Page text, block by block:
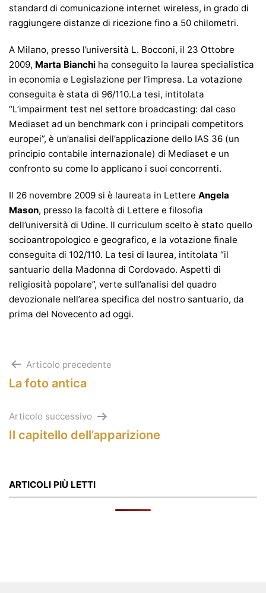
standard di comunicazione internet wireless, in grado di
raggiungere distanze di ricezione fino a 50 chilometri.
A Milano, presso l’università L. Bocconi, il 23 Ottobre
2009, Marta Bianchi ha conseguito la laurea specialistica
in economia e Legislazione per l’impresa. La votazione
conseguita è stata di 96/110.La tesi, intitolata
“L’impairment test nel settore broadcasting: dal caso
Mediaset ad un benchmark con i principali competitors
europei”, è un’analisi dell’applicazione dello IAS 36 (un
principio contabile internazionale) di Mediaset e un
confronto su come lo applicano i suoi concorrenti.
Il 26 novembre 2009 si è laureata in Lettere Angela
Mason, presso la facoltà di Lettere e filosofia
dell’università di Udine. Il curriculum scelto è stato quello
socioantropologico e geografico, e la votazione finale
conseguita di 102/110. La tesi di laurea, intitolata “il
santuario della Madonna di Cordovado. Aspetti di
religiosità popolare”, verte sull’analisi del quadro
devozionale nell’area specifica del nostro santuario, da
prima del Novecento ad oggi.
Navigazione
Articolo precedente
La foto antica
Articolo successivo
Il capitello dell’apparizione
ARTICOLI PIÙ LETTI